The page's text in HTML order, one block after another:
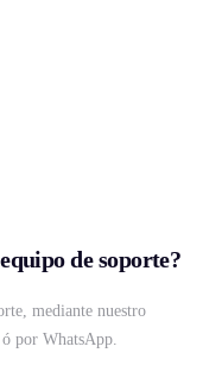
de soporte?
mediante nuestro
por WhatsApp.